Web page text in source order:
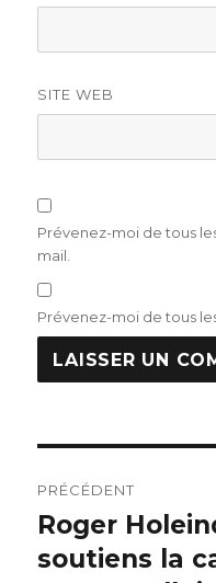
SITE WEB
Prévenez-moi de tous
mail.
Prévenez-moi de tous
de
l’article
PRÉCÉDENT
Publication
précédente :
Roger
soutiens la